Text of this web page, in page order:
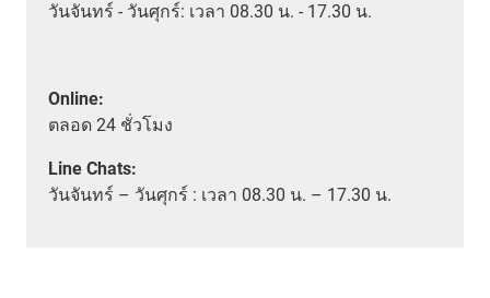
วันจันทร์ - วันศุกร์: เวลา 08.30 น. - 17.30 น.
Online:
ตลอด 24 ชั่วโมง
Line Chats:
วันจันทร์ – วันศุกร์ : เวลา 08.30 น. – 17.30 น.